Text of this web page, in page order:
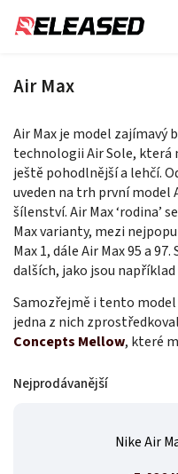
Air Max
Air Max je model zajímavý
technologii Air Sole, která
ještě pohodlnější a lehčí.
uveden na trh první model
šílenství. Air Max ‘rodina’
Max varianty, mezi
Max 1, dále Air Max 95 a
dalších, jako jsou například
Samozřejmě i tento
jedna z nich
Concepts Mellow, které
Nejprodávanější
Nike Air